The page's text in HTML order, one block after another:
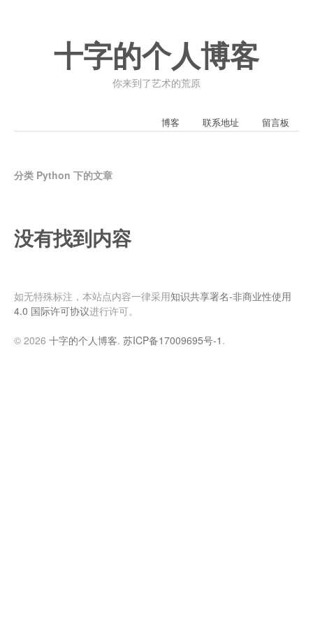
十字的个人博客
你来到了艺术的荒原
博客 联系地址 留言板
分类 Python 下的文章
没有找到内容
如无特殊标注，本站点内容一律采用知识共享署名-非商业性使用
4.0 国际许可协议进行许可。
© 2026 十字的个人博客. 苏ICP备17009695号-1 .